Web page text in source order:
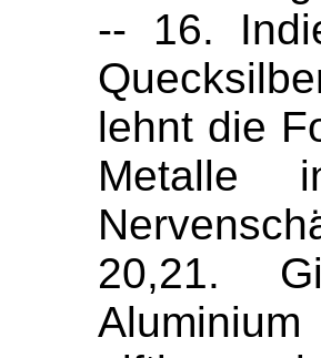
-- 16.
lehnt die
Metalle
20,21.